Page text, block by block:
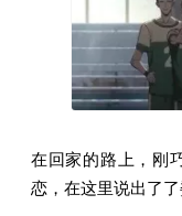
在回家的路上，刚
恋，在这里说出了了